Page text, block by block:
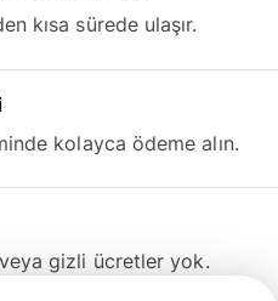
kısa sürede ulaşır.
kolayca ödeme alın.
gizli ücretler yok.